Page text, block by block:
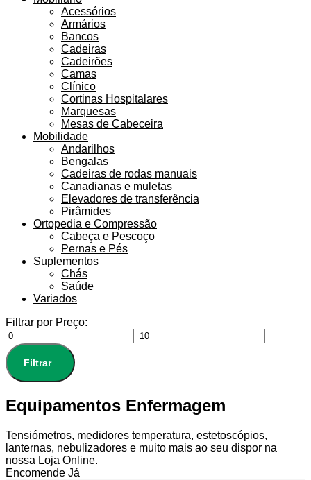
Acessórios
Armários
Bancos
Cadeiras
Cadeirões
Camas
Clínico
Cortinas Hospitalares
Marquesas
Mesas de Cabeceira
Mobilidade
Andarilhos
Bengalas
Cadeiras de rodas manuais
Canadianas e muletas
Elevadores de transferência
Pirâmides
Ortopedia e Compressão
Cabeça e Pescoço
Pernas e Pés
Suplementos
Chás
Saúde
Variados
Filtrar por Preço:
Filtrar
Equipamentos Enfermagem
Tensiómetros, medidores temperatura, estetoscópios,
lanternas, nebulizadores e muito mais ao seu dispor na
nossa Loja Online.
Encomende Já